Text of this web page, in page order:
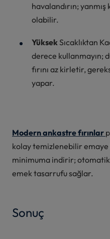
havalandırın;
olabilir.
Yüksek Sıcaklıktan
derece kullanmayın;
fırını az kirletir,
yapar.
Modern ankastre fırınlar
kolay temizlenebilir
minimuma indirir;
emek tasarrufu sağlar.
Sonuç